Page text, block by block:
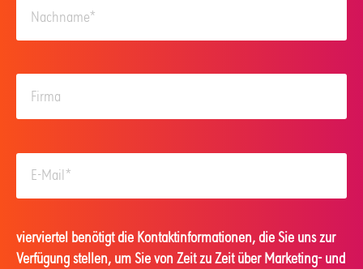
vierviertel benötigt die Kontaktinformationen, die Sie uns zur
Verfügung stellen, um Sie von Zeit zu Zeit über Marketing- und